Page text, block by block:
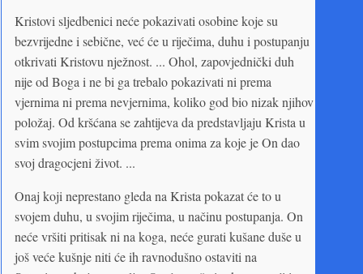
Kristovi sljedbenici neće pokazivati osobine koje su
bezvrijedne i sebične, već će u riječima, duhu i postupanju
otkrivati Kristovu nježnost. ... Ohol, zapovjednički duh
nije od Boga i ne bi ga trebalo pokazivati ni prema
vjernima ni prema nevjernima, koliko god bio nizak njihov
položaj. Od kršćana se zahtijeva da predstavljaju Krista u
svim svojim postupcima prema onima za koje je On dao
svoj dragocjeni život. ...
Onaj koji neprestano gleda na Krista pokazat će to u
svojem duhu, u svojim riječima, u načinu postupanja. On
neće vršiti pritisak ni na koga, neće gurati kušane duše u
još veće kušnje niti će ih ravnodušno ostaviti na